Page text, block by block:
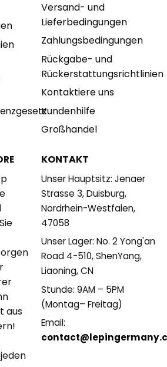
Versand- und
Lieferbedingungen
Zahlungsbedingungen
Rückgabe- und
Rückerstattungsrichtlinien
Kontaktiere uns
Kundenhilfe
Großhandel
aus
KONTAKT
Unser Hauptsitz: Jenaer
Strasse 3, Duisburg,
Nordrhein-Westfalen,
47058
Unser Lager: No. 2 Yong'an
Road 4-510, ShenYang,
Liaoning, CN
Stunde: 9AM – 5PM
(Montag– Freitag)
Email: